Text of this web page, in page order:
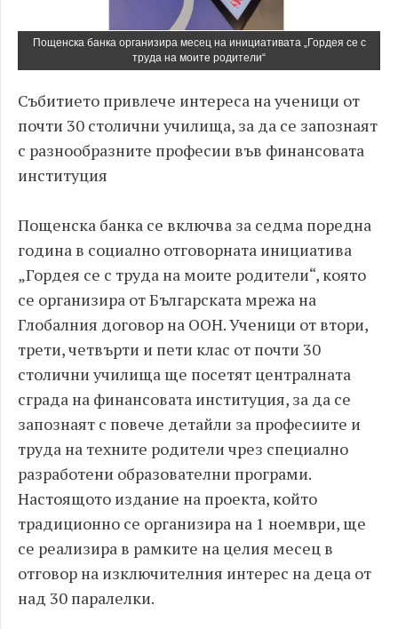
Пощенска банка организира месец на инициативата „Гордея се с
труда на моите родители“
Събитието привлече интереса на ученици от
почти 30 столични училища, за да се запознаят
с разнообразните професии във финансовата
институция
Пощенска банка се включва за седма поредна
година в социално отговорната инициатива
„Гордея се с труда на моите родители“, която
се организира от Българската мрежа на
Глобалния договор на ООН. Ученици от втори,
трети, четвърти и пети клас от почти 30
столични училища ще посетят централната
сграда на финансовата институция, за да се
запознаят с повече детайли за професиите и
труда на техните родители чрез специално
разработени образователни програми.
Настоящото издание на проекта, който
традиционно се организира на 1 ноември, ще
се реализира в рамките на целия месец в
отговор на изключителния интерес на деца от
над 30 паралелки.